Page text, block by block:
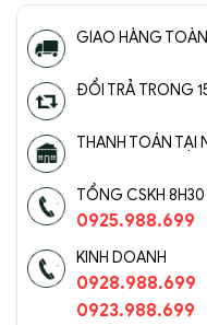
GIAO HÀNG
ĐỔI TRẢ TRONG
THANH TOÁN TẠI
TỔNG CSKH
0925.988.699
KINH DOANH
0928.988.699
0923.988.699